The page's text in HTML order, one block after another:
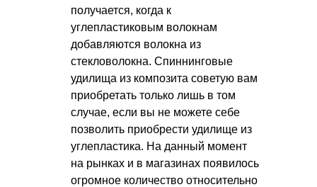
получается, когда к
углепластиковым волокнам
добавляются волокна из
стекловолокна. Спиннинговые
удилища из композита советую вам
приобретать только лишь в том
случае, если вы не можете себе
позволить приобрести удилище из
углепластика. На данный момент
на рынках и в магазинах появилось
огромное количество относительно